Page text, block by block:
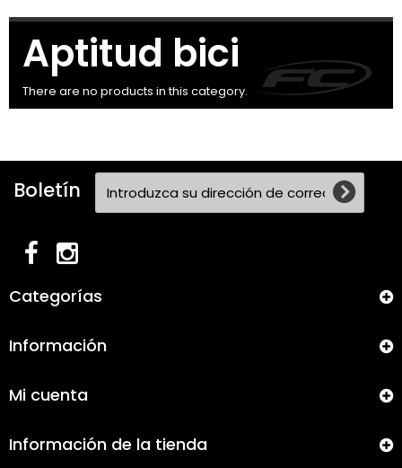
Aptitud bici
There are no products in this category.
Boletín
Categorías
Información
Mi cuenta
Información de la tienda